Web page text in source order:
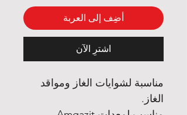
أضِف إلى العربة
اشترِ الآن
مناسبة لشوايات الغاز ومواقد
الغاز.